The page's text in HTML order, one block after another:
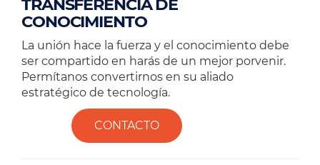
TRANSFERENCIA DE
CONOCIMIENTO
La unión hace la fuerza y el conocimiento debe
ser compartido en harás de un mejor porvenir.
Permítanos convertirnos en su aliado
estratégico de tecnología.
CONTACTO